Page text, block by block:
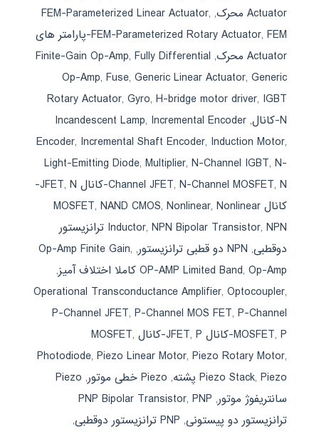
Actuator محرک
,
FEM-Parameterized Linear Actuator,
FEM-Parameterized Rotary Actuator,
FEM-پارامتر های
Actuator محرک
,
Finite-Gain Op-Amp,Fully Differential
Op-Amp,Fuse,Generic Linear Actuator,Generic
Rotary Actuator,Gyro,H-bridge motor driver, IGBT
N-کانال
,
Incandescent Lamp, Incremental Encoder
Encoder, Incremental Shaft Encoder, Induction Motor,
Light-Emitting Diode,Multiplier,N-Channel IGBT,N-
Channel JFET,N-Channel MOSFET,N-کانال JFET ,
N-
کانال MOSFET
,NAND CMOS,Nonlinear,Nonlinear
Inductor,NPN Bipolar Transistor,
NPN ترانزیستور
دوقطبی, NPN دو قطبی ترانزیستور ,
Op-Amp Finite Gain,
OP-AMP Limited Band,Op-Amp کاملا اختلاف آمیز
,
Operational Transconductance Amplifier,Optocoupler,
P-Channel JFET,P-Channel MOS FET,P-Channel
MOSFET,P-کانال JFET ,P-کانال MOSFET
,
Photodiode,Piezo Linear Motor,Piezo Rotary Motor,
Piezo Stack,Piezo پشته , Piezo خطی موتور ,
Piezo
سانتریفوژ موتور,
PNP Bipolar Transistor,PNP
ترانزیستور دو پیستونی, PNP ترانزیستور دوقطبی
,